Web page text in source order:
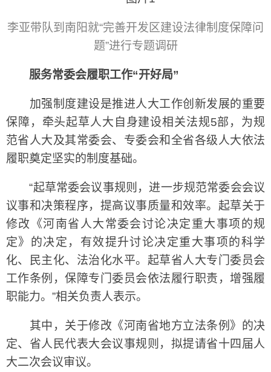
李亚带队到南阳就“完善开发区建设法律制度保障问
题”进行专题调研
服务常委会履职工作“开好局”
加强制度建设是推进人大工作创新发展的重要
保障，牵头起草人大自身建设相关法规5部，为规
范省人大及其常委会、专委会和全省各级人大依法
履职奠定坚实的制度基础。
“起草常委会议事规则，进一步规范常委会会议
议事和决策程序，提高议事质量和效率。起草关于
修改《河南省人大常委会讨论决定重大事项的规
定》的决定，有效提升讨论决定重大事项的科学
化、民主化、法治化水平。起草省人大专门委员会
工作条例，保障专门委员会依法履行职责，增强履
职能力。”相关负责人表示。
其中，关于修改《河南省地方立法条例》的决
定、省人民代表大会议事规则，拟提请省十四届人
大二次会议审议。